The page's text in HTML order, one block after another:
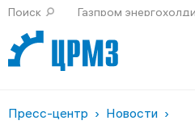
Поиск Газпром
Пресс-центр Новости